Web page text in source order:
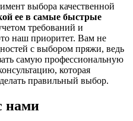
выбора качественной
ее в самые быстрые
требований и
наш приоритет. Вам не
с выбором пряжи, ведь
самую профессиональную
которая
правильный выбор.
нами